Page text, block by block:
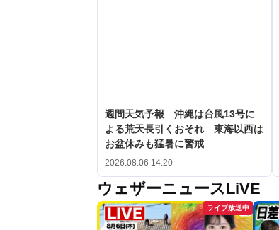
週間天気予報 沖縄は台風13号に
よる荒天長引くおそれ 東海以西は
お盆休みも猛暑に警戒
2026.08.06 14:20
ウェザーニュースLiVE
ライブ放送中